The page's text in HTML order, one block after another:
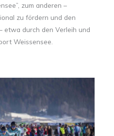
zum anderen –
zu fördern und den
etwa durch den Verleih und
Weissensee.